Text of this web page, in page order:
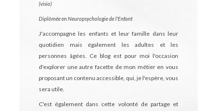
(visio)
Diplômée en Neuropsychologie de l'Enfant
J'accompagne les enfants et leur famille dans leur
quotidien mais également les adultes et les
personnes âgées. Ce blog est pour moi l'occasion
d'explorer une autre facette de mon métier en vous
proposant un contenu accessible, qui, je l'espère, vous
sera utile.
C'est également dans cette volonté de partage et